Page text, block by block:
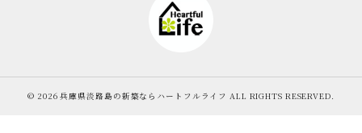
© 2026 兵庫県淡路島の新築ならハートフルライフ ALL RIGHTS RESERVED.